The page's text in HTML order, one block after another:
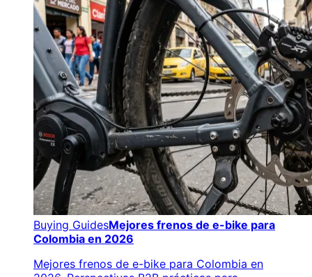
Buying GuidesMejores frenos de e-bike para
Colombia en 2026
Mejores frenos de e-bike para Colombia en